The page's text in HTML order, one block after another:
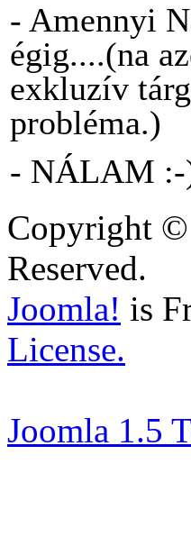
- Amennyi
égig....(na
exkluzív
probléma.)
- NÁLAM :-
Copyright ©
Reserved.
Joomla! is
License.
Joomla 1.5